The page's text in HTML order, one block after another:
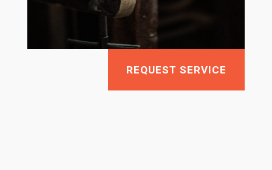
REQUEST SERVICE